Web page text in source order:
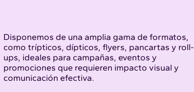
Disponemos de una amplia gama de formatos,
como trípticos, dípticos, flyers, pancartas y roll-
ups, ideales para campañas, eventos y
promociones que requieren impacto visual y
comunicación efectiva.